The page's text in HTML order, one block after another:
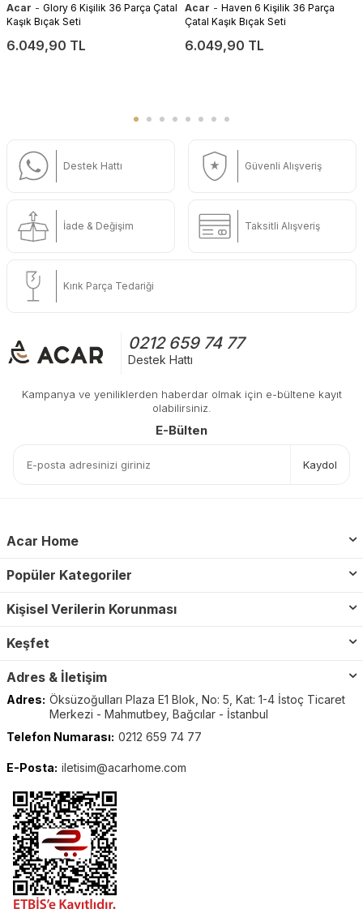
Acar - Glory 6 Kişilik 36 Parça Çatal
Kaşık Bıçak Seti
6.049,90 TL
Acar - Haven 6 Kişilik 36 Parça
Çatal Kaşık Bıçak Seti
6.049,90 TL
Destek Hattı Güvenli Alışveriş
İade & Değişim Taksitli Alışveriş
Kırık Parça Tedariği
0212 659 74 77
Destek Hattı
Kampanya ve yeniliklerden haberdar olmak için e-bültene kayıt
olabilirsiniz.
E-Bülten
Kaydol
Acar Home
Popüler Kategoriler
Kişisel Verilerin Korunması
Keşfet
Adres & İletişim
Adres: Öksüzoğulları Plaza E1 Blok, No: 5, Kat: 1-4 İstoç Ticaret
Merkezi - Mahmutbey, Bağcılar - İstanbul
Telefon Numarası: 0212 659 74 77
E-Posta: iletisim@acarhome.com